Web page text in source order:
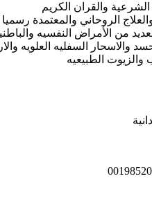
والقران الكريم
الروحاني والمعتمدة
من الأمراض النفسيه
والاسحار السفليه العلويه
الطبيعيه